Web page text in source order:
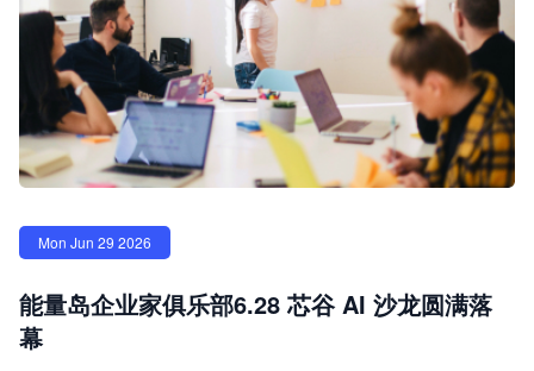
Mon Jun 29 2026
能量岛企业家俱乐部6.28 芯谷 AI 沙龙圆满落
幕